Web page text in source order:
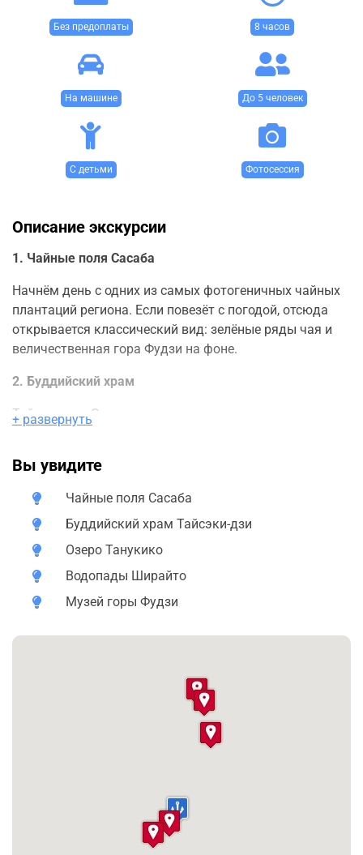
Без предоплаты 8 часов
На машине До 5 человек
С детьми Фотосессия
Описание экскурсии
1. Чайные поля Сасаба
Начнём день с одних из самых фотогеничных чайных
плантаций региона. Если повезёт с погодой, отсюда
открывается классический вид: зелёные ряды чая и
величественная гора Фудзи на фоне.
2. Буддийский храм
Тайсэки-дзи Это один из главных храмов школы
прогуляемся по территории с кедрами, увидим
пятиэтажную пагоду это место для миллионов
Озеро Танукико
Небольшое, но очень живописное озеро в окружении
леса и с открытым видом на Фудзи. Здесь можно
попробовать местные угощения в кафе. Это отличная
Одно из самых красивых природных чудес региона:
священное место, связанное с культом горы Фудзи и
источником её силы. Можно подойти совсем близко —
и услышать, как «поёт вода».
+ развернуть
Вы увидите
Чайные поля Сасаба
Буддийский храм Тайсэки-дзи
Озеро Танукико
Водопады Ширайто
Музей горы Фудзи